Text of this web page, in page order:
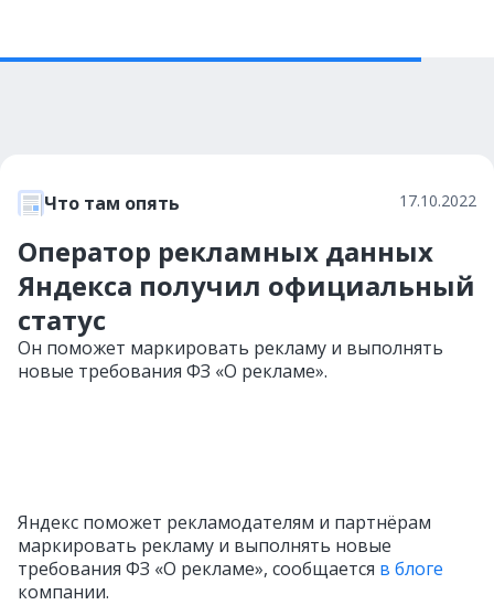
Что там опять 17.10.2022
Оператор рекламных данных
Яндекса получил официальный
статус
Он поможет маркировать рекламу и выполнять
новые требования ФЗ «О рекламе».
Яндекс поможет рекламодателям и партнёрам
маркировать рекламу и выполнять новые
требования ФЗ «О рекламе», сообщается в блоге
компании.